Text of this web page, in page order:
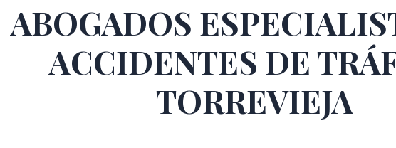
ABOGADOS
ACCIDENTES DE
TORREVIEJA